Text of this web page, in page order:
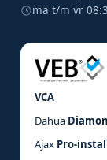
ma t/m vr
VCA
Dahua
Ajax Pro-